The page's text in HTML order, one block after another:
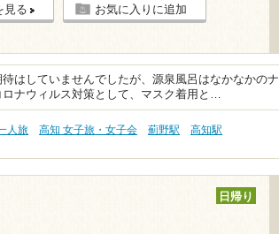
見る お気に入りに追加
はしていませんでしたが、源泉風呂はなかなかのナ
ロナウィルス対策として、マスク着用と…
人旅 高知 女子旅・女子会 薊野駅
高知駅
日帰り